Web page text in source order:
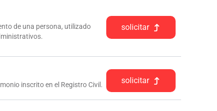
de una persona, utilizado
solicitar
inscrito en el Registro Civil. solicitar